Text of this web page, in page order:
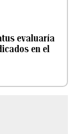
evaluaría
en el